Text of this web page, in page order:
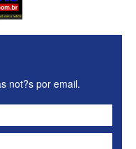
not?s por email.